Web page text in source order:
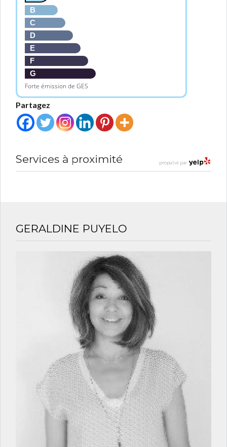
B
C
D
E
F
G
Forte émission de GES
Partagez
propulsé par
Services à proximité
GERALDINE PUYELO